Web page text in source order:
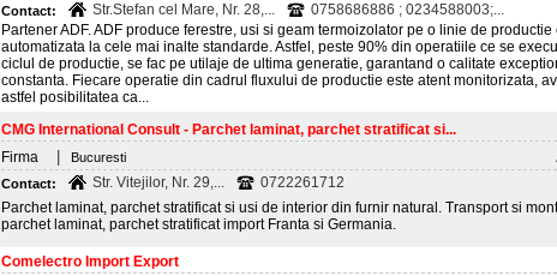
Contact:
Str.Stefan cel Mare, Nr. 28,...
0758686886 ; 0234588003;...
Partener ADF. ADF produce ferestre, usi si geam termoizolator pe o linie de productie
automatizata la cele mai inalte standarde. Astfel, peste 90% din operatiile ce se
ciclul de productie, se fac pe utilaje de ultima generatie, garantand o calitate
constanta. Fiecare operatie din cadrul fluxului de productie este atent monitorizata,
astfel posibilitatea ca...
CMG International Consult - Parchet laminat, parchet stratificat si...
Firma
Bucuresti
Contact:
Str. Vitejilor, Nr. 29,...
0722261712
Parchet laminat, parchet stratificat si usi de interior din furnir natural. Transport si
parchet laminat, parchet stratificat import Franta si Germania.
Comelectro Import Export